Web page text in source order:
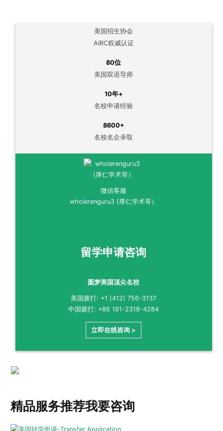
美国招生协会
AIRC权威认证
80位
美国双语导师
10年+
名校申请经验
8600+
名校名企录取
微信客服
wholerenguru3 (厚仁学术哥）
留学申请咨询
圆梦美国顶尖名校
美国拨打: +1 (412) 756-3137
中国拨打: +86 191-2318-4284
立即在线咨询 >
精品服务推荐我要咨询